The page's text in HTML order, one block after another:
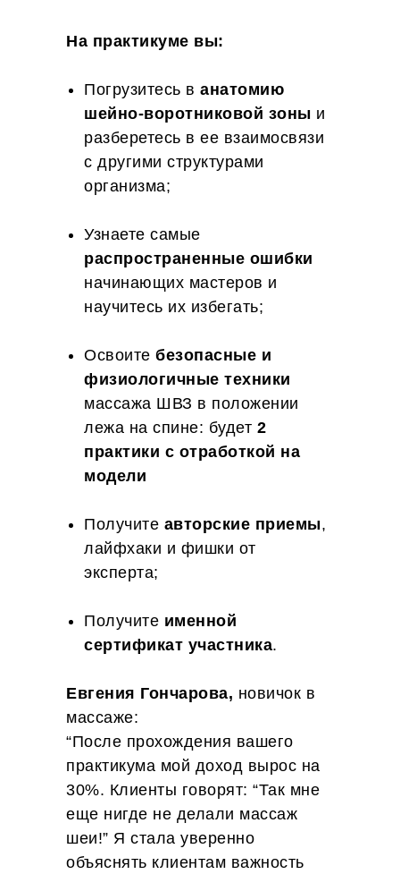
На практикуме вы:
Погрузитесь в анатомию
шейно-воротниковой зоны и
разберетесь в ее взаимосвязи
с другими структурами
организма;
Узнаете самые
распространенные ошибки
начинающих мастеров и
научитесь их избегать;
Освоите безопасные и
физиологичные техники
массажа ШВЗ в положении
лежа на спине: будет 2
практики с отработкой на
модели
Получите авторские приемы,
лайфхаки и фишки от
эксперта;
Получите именной
сертификат участника.
Евгения Гончарова, новичок в
массаже:
“После прохождения вашего
практикума мой доход вырос на
30%. Клиенты говорят: “Так мне
еще нигде не делали массаж
шеи!” Я стала уверенно
объяснять клиентам важность